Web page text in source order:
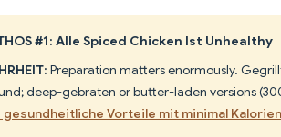
#1: Alle Spiced Chicken Ist Unhealthy
Preparation matters enormously.
deep-gebraten or butter-laden versions
gesundheitliche Vorteile mit minimal Kalorien